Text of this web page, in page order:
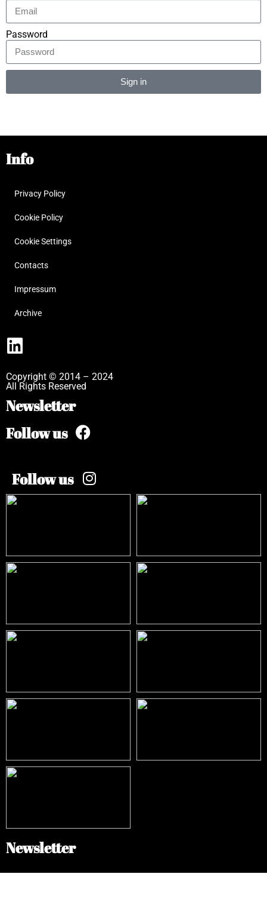
Password
Sign in
Info
Privacy Policy
Cookie Policy
Cookie Settings
Contacts
Impressum
Archive
Copyright © 2014 – 2024
All Rights Reserved
Newsletter
Follow us
Follow us
Newsletter